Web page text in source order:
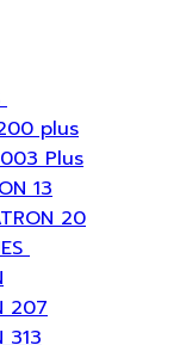
plus
Plus
13
20
207
313